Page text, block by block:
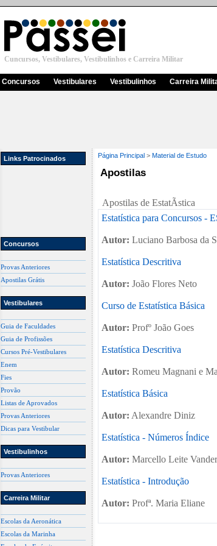
Cuncursos, Vestibulares, Vestibulinhos e Carreira Militar
Concursos Vestibulares Vestibulinhos Carreira
Links Patrocinados
Concursos
Provas Anteriores
Apostilas Grátis
Vestibulares
Guia de Faculdades
Guia de Profissões
Cursos Pré-Vestibulares
Enem
Fies
Provão
Listas de Aprovados
Provas Anteriores
Dicas para Vestibular
Vestibulinhos
Provas Anteriores
Carreira Militar
Escolas da Aeronática
Escolas da Marinha
Página Principal > Material de Estudo
Apostilas
Apostilas de EstatÃ­stica
Estatística para Concursos -
Autor: Luciano Barbosa da
Estatística Descritiva
Autor: João Flores Neto
Curso de Estatística Básica
Autor: Profº João Goes
Estatística Descritiva
Autor: Romeu Magnani e
Estatística Básica
Autor: Alexandre Diniz
Estatística - Números Índice
Autor: Marcello Leite
Estatística - Introdução
Autor: Profª. Maria Eliane